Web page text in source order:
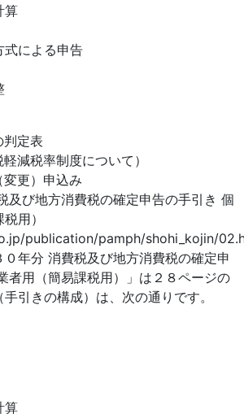
算
式による申告
定表
減税率制度について）
更）申込み
及び地方消費税の確定申告の手引き 個
用）
publication/pamph/shohi_kojin/
年分 消費税及び地方消費税の確定申
者用（簡易課税用）」は２８ページの
引きの構成）は、次の通りです。
算